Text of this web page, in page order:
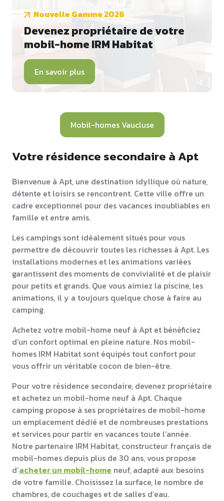
Nouvelle Gamme 2026
Devenez propriétaire de votre
mobil-home IRM Habitat
En savoir plus
Mobil-homes Vaucluse
Votre résidence secondaire à Apt
Bienvenue à Apt, une destination idyllique où nature,
détente et loisirs se rencontrent. Cette ville offre un
cadre exceptionnel pour des vacances inoubliables en
famille et entre amis.
Les campings sont idéalement situés pour vous
permettre de découvrir toutes les richesses à Apt. Les
installations modernes et les animations variées
garantissent des moments de convivialité et de plaisir
pour petits et grands. Que vous aimiez la piscine, les
animations, il y a toujours quelque chose à faire au
camping.
Achetez votre mobil-home neuf à Apt et bénéficiez
d’un confort optimal en pleine nature. Nos mobil-
homes IRM Habitat sont équipés tout confort pour
vous offrir un véritable cocon de bien-être.
Pour votre résidence secondaire, devenez propriétaire
et achetez un mobil-home neuf à Apt. Chaque
camping propose à ses propriétaires de mobil-home
un emplacement dédié et de nombreuses prestations
et services pour partir en vacances toute l’année.
Notre partenaire IRM Habitat, constructeur français de
mobil-homes depuis plus de 30 ans, vous propose
d’acheter un mobil-home neuf, adapté aux besoins
de votre famille. Choisissez la surface, le nombre de
chambres, de couchages et de salles d’eau.